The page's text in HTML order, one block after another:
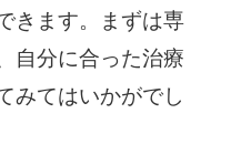
きます。まずは専
自分に合った治療
みてはいかがでし